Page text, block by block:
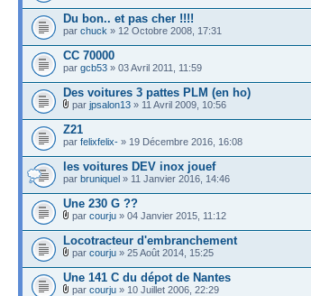
Du bon.. et pas cher !!!!
par chuck » 12 Octobre 2008, 17:31
CC 70000
par gcb53 » 03 Avril 2011, 11:59
Des voitures 3 pattes PLM (en ho)
par jpsalon13 » 11 Avril 2009, 10:56
Z21
par felixfelix- » 19 Décembre 2016, 16:08
les voitures DEV inox jouef
par bruniquel » 11 Janvier 2016, 14:46
Une 230 G ??
par courju » 04 Janvier 2015, 11:12
Locotracteur d'embranchement
par courju » 25 Août 2014, 15:25
Une 141 C du dépot de Nantes
par courju » 10 Juillet 2006, 22:29